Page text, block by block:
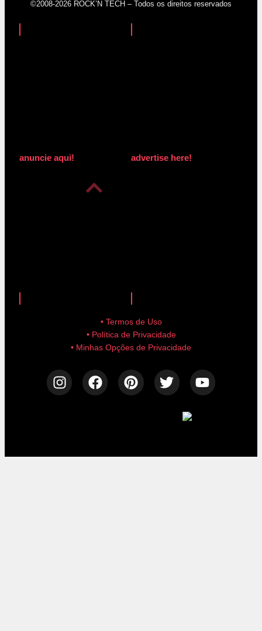
©2008-2026 ROCK’N TECH – Todos os direitos reservados
anuncie aqui! advertise here!
• Termos de Uso
• Política de Privacidade
• Minhas Opções de Privacidade